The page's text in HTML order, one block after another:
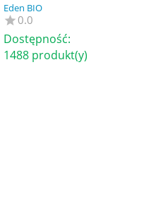
Eden BIO
0.0
Dostępność:
1488 produkt(y)